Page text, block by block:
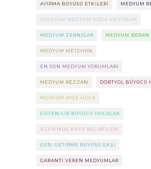
AYIRMA BÜYÜSÜ ETKILERI MEDYUM
ÜSKÜDAR MEDYUM HOCA ARIYORUM
MEDYUM ZERNIGAR MEDYUM BERAN
MEDYUM METEHAN
EN SON MEDYUM YORUMLARI
MEDYUM REZZAN DÖRTYOL BÜYÜCÜ
MEDYUM AYŞE HOCA
GÜVENILIR BÜYÜCÜ HOCALAR
ÜZERIMDE BÜYÜ BELIRTILERI
GERI GETIRME BÜYÜSÜ EKŞI
GARANTI VEREN MEDYUMLAR